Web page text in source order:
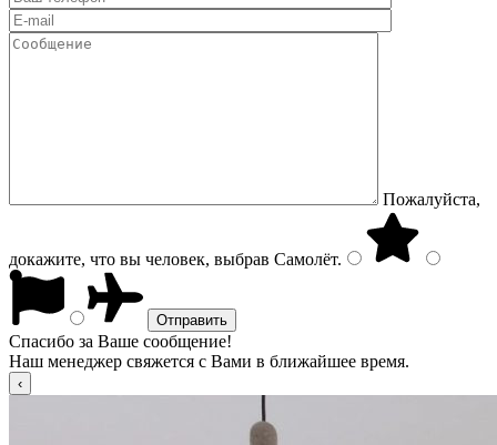
Пожалуйста,
докажите, что вы человек, выбрав Самолёт.
Спасибо за Ваше сообщение!
Наш менеджер свяжется с Вами в ближайшее время.